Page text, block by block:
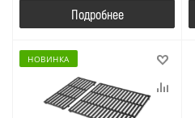
Подробнее
НОВИНКА